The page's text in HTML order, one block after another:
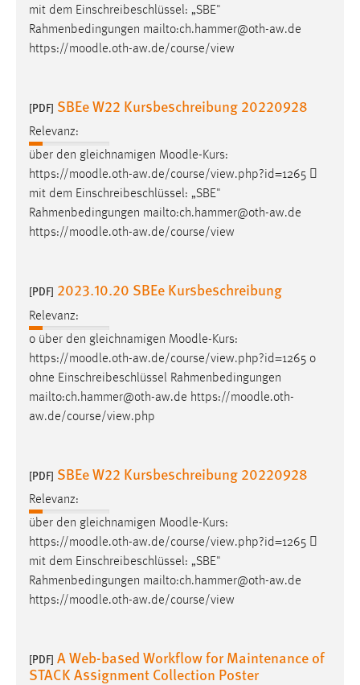
mit dem Einschreibeschlüssel: „SBE"
Rahmenbedingungen mailto:ch.hammer@oth-aw.de
https://moodle.oth-aw.de/course/view
[PDF] SBEe W22 Kursbeschreibung 20220928
Relevanz:
über den gleichnamigen Moodle-Kurs:
https://moodle.oth-aw.de/course/view.php?id=1265 
mit dem Einschreibeschlüssel: „SBE"
Rahmenbedingungen mailto:ch.hammer@oth-aw.de
https://moodle.oth-aw.de/course/view
[PDF] 2023.10.20 SBEe Kursbeschreibung
Relevanz:
o über den gleichnamigen Moodle-Kurs:
https://moodle.oth-aw.de/course/view.php?id=1265 o
ohne Einschreibeschlüssel Rahmenbedingungen
mailto:ch.hammer@oth-aw.de https://moodle.oth-
aw.de/course/view.php
[PDF] SBEe W22 Kursbeschreibung 20220928
Relevanz:
über den gleichnamigen Moodle-Kurs:
https://moodle.oth-aw.de/course/view.php?id=1265 
mit dem Einschreibeschlüssel: „SBE"
Rahmenbedingungen mailto:ch.hammer@oth-aw.de
https://moodle.oth-aw.de/course/view
[PDF] A Web-based Workflow for Maintenance of
STACK Assignment Collection Poster